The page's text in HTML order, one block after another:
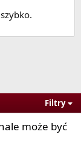
Filtry
może być